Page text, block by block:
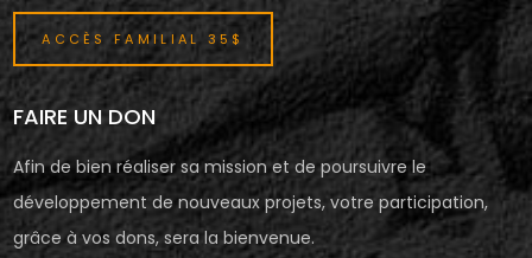
ACCÈS FAMILIAL 35$
FAIRE UN DON
Afin de bien réaliser sa mission et de poursuivre le
développement de nouveaux projets, votre participation,
grâce à vos dons, sera la bienvenue.